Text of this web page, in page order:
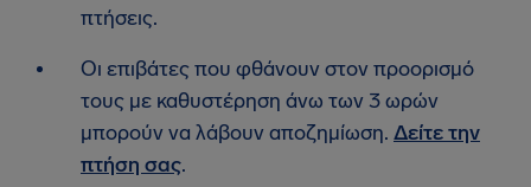
πτήσεις.
Οι επιβάτες που φθάνουν στον προορισμό
τους με καθυστέρηση άνω των 3 ωρών
μπορούν να λάβουν αποζημίωση. Δείτε την
πτήση σας.